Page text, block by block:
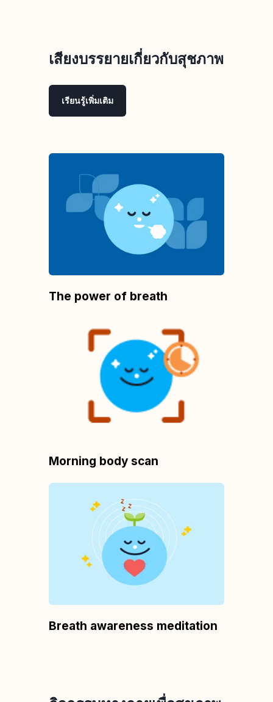
เสียงบรรยายเกี่ยวกับสุชภาพ
เรียนรู้เพิ่มเติม
The power of breath
Morning body scan
Breath awareness meditation